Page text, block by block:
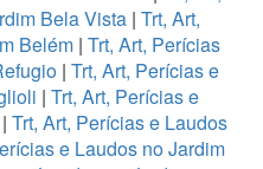
Bela Vista| Trt, Art,
Belém | Trt, Art, Perícias
| Trt, Art, Perícias e
| Trt, Art, Perícias e
| Trt, Art, Perícias e Laudos
e Laudos no Jardim